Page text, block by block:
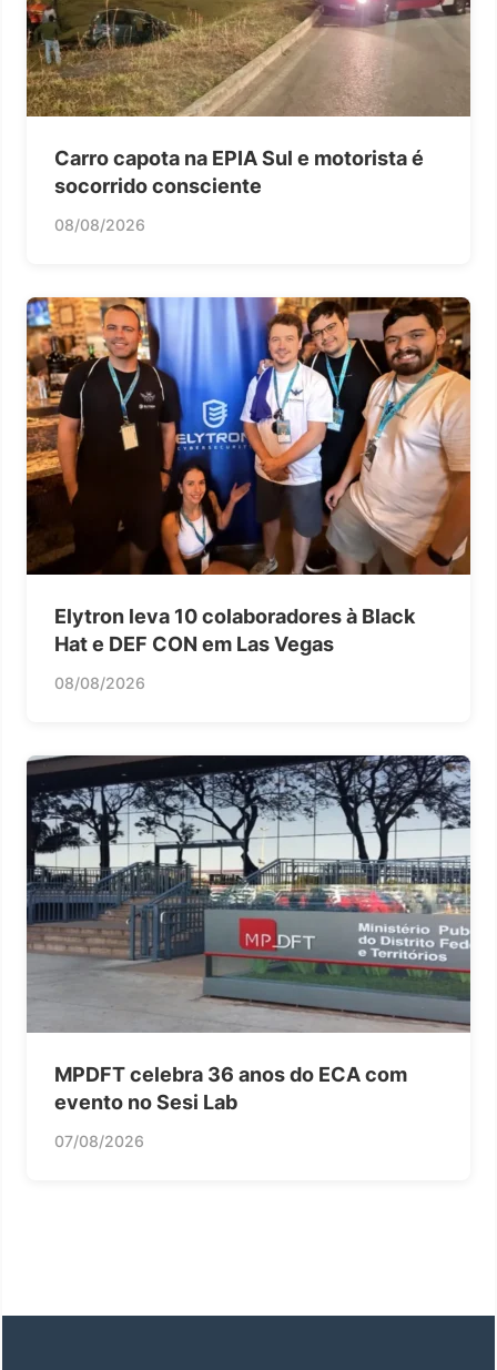
Carro capota na EPIA Sul e motorista é
socorrido consciente
08/08/2026
Elytron leva 10 colaboradores à Black
Hat e DEF CON em Las Vegas
08/08/2026
MPDFT celebra 36 anos do ECA com
evento no Sesi Lab
07/08/2026